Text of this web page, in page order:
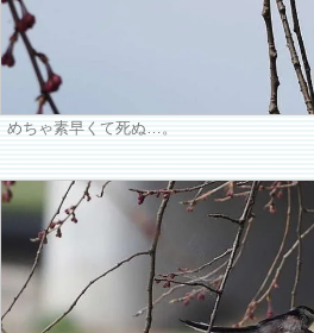
めちゃ素早くて死ぬ…。